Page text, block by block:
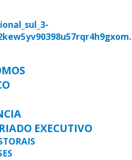
EXECUTIVO